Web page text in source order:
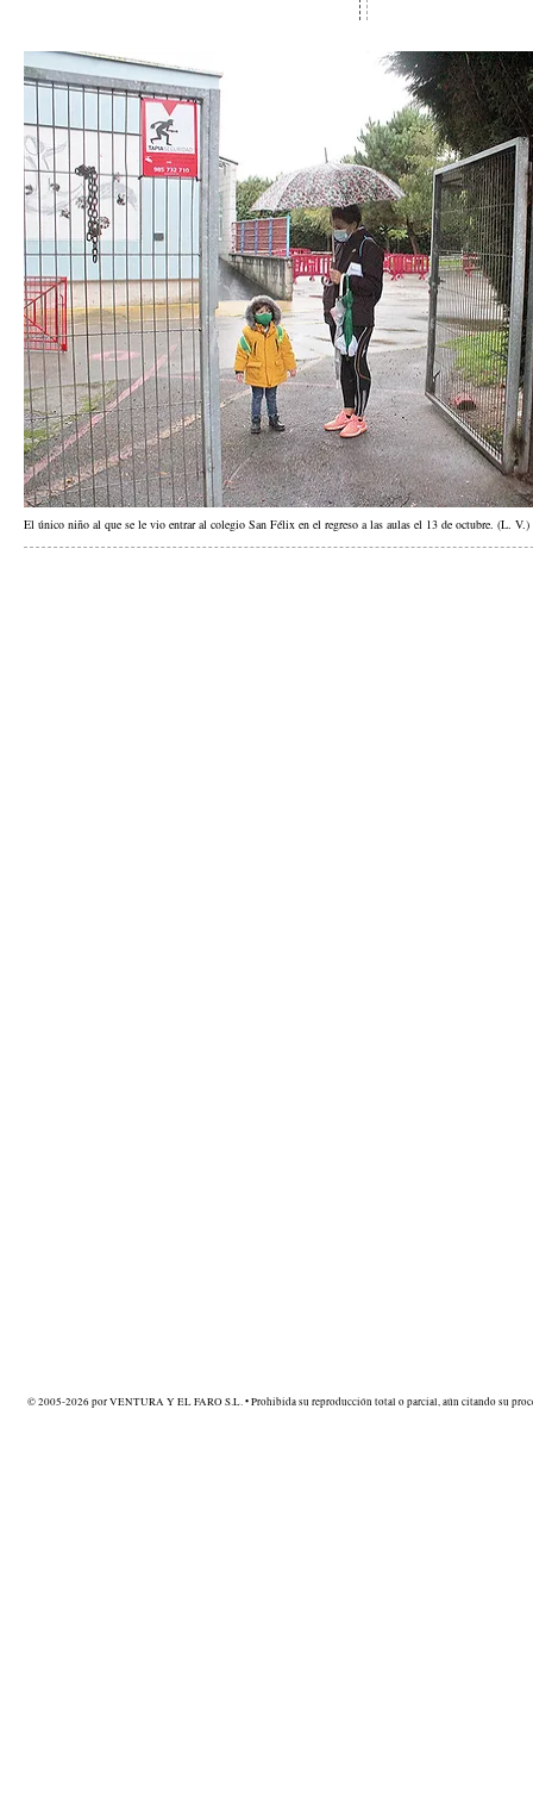
El único niño al que se le vio entrar al colegio San Félix en el regreso a las aulas el 13 de octubre. (L. V.)
© 2005-2026 por VENTURA Y EL FARO S.L. • Prohibida su reproducción total o parcial, aún citando su